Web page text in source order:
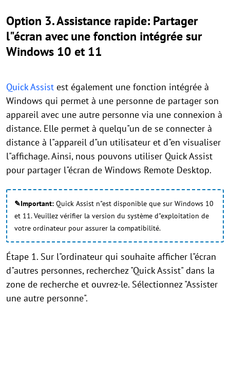
Option 3. Assistance rapide: Partager
l"écran avec une fonction intégrée sur
Windows 10 et 11
Quick Assist est également une fonction intégrée à
Windows qui permet à une personne de partager son
appareil avec une autre personne via une connexion à
distance. Elle permet à quelqu"un de se connecter à
distance à l"appareil d"un utilisateur et d"en visualiser
l"affichage. Ainsi, nous pouvons utiliser Quick Assist
pour partager l"écran de Windows Remote Desktop.
✎Important: Quick Assist n"est disponible que sur Windows 10
et 11. Veuillez vérifier la version du système d"exploitation de
votre ordinateur pour assurer la compatibilité.
Étape 1. Sur l"ordinateur qui souhaite afficher l"écran
d"autres personnes, recherchez "Quick Assist" dans la
zone de recherche et ouvrez-le. Sélectionnez "Assister
une autre personne".